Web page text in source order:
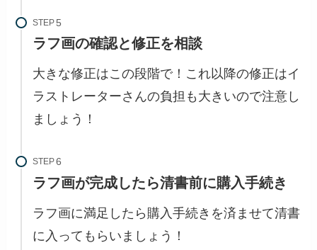
STEP
ラフ画の確認と修正を相談
大きな修正はこの段階で！これ以降の修正はイ
ラストレーターさんの負担も大きいので注意し
ましょう！
STEP
ラフ画が完成したら清書前に購入手続き
ラフ画に満足したら購入手続きを済ませて清書
に入ってもらいましょう！